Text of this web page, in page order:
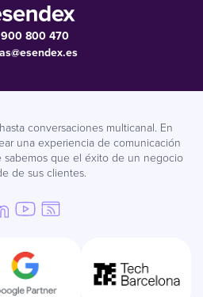
900 800 470
conversaciones multicanal. En
una experiencia de comunicación
sabemos que el éxito de un negocio
de sus clientes.